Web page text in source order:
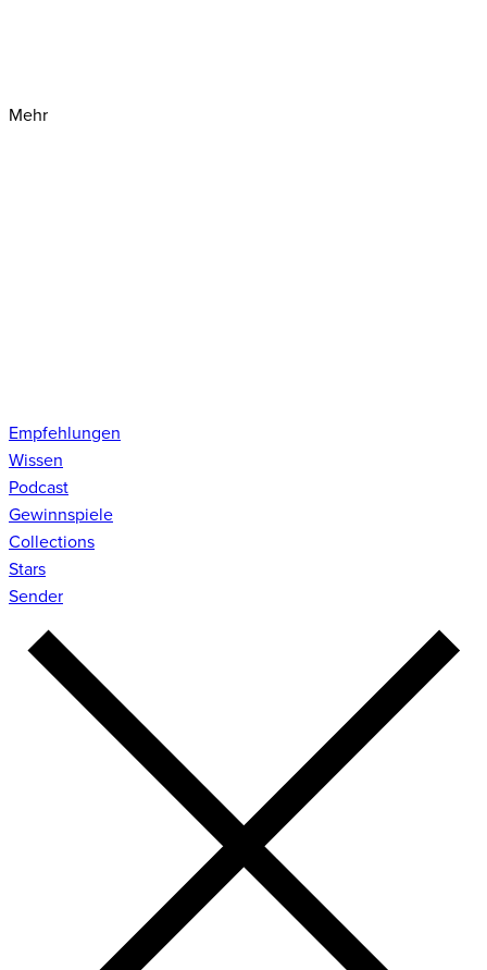
Mehr
Empfehlungen
Wissen
Podcast
Gewinnspiele
Collections
Stars
Sender